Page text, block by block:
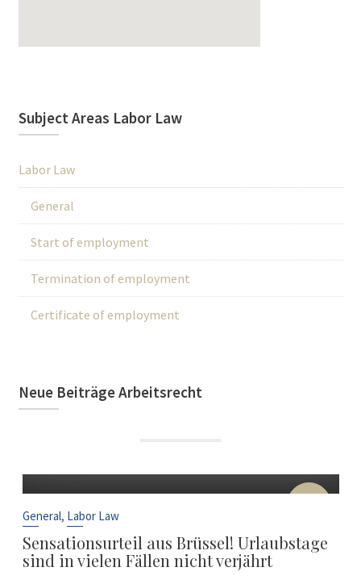
Subject Areas Labor Law
Labor Law
General
Start of employment
Termination of employment
Certificate of employment
Neue Beiträge Arbeitsrecht
22
General, Labor Law
Sensationsurteil aus Brüssel! Urlaubstage
sind in vielen Fällen nicht verjährt